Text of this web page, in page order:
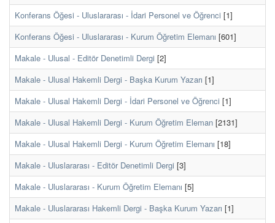
Konferans Öğesi - Uluslararası - İdari Personel ve Öğrenci [1]
Konferans Öğesi - Uluslararası - Kurum Öğretim Elemanı [601]
Makale - Ulusal - Editör Denetimli Dergi [2]
Makale - Ulusal Hakemli Dergi - Başka Kurum Yazarı [1]
Makale - Ulusal Hakemli Dergi - İdari Personel ve Öğrenci [1]
Makale - Ulusal Hakemli Dergi - Kurum Öğretim Eleman [2131]
Makale - Ulusal Hakemli Dergi - Kurum Öğretim Elemanı [18]
Makale - Uluslararası - Editör Denetimli Dergi [3]
Makale - Uluslararası - Kurum Öğretim Elemanı [5]
Makale - Uluslararası Hakemli Dergi - Başka Kurum Yazarı [1]